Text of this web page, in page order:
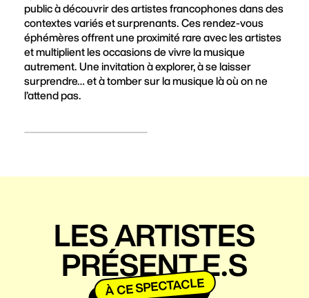
public à découvrir des artistes francophones dans des
contextes variés et surprenants. Ces rendez-vous
éphémères offrent une proximité rare avec les artistes
et multiplient les occasions de vivre la musique
autrement. Une invitation à explorer, à se laisser
surprendre… et à tomber sur la musique là où on ne
l’attend pas.
LES ARTISTES
PRÉSENT.E.S
À CE SPECTACLE